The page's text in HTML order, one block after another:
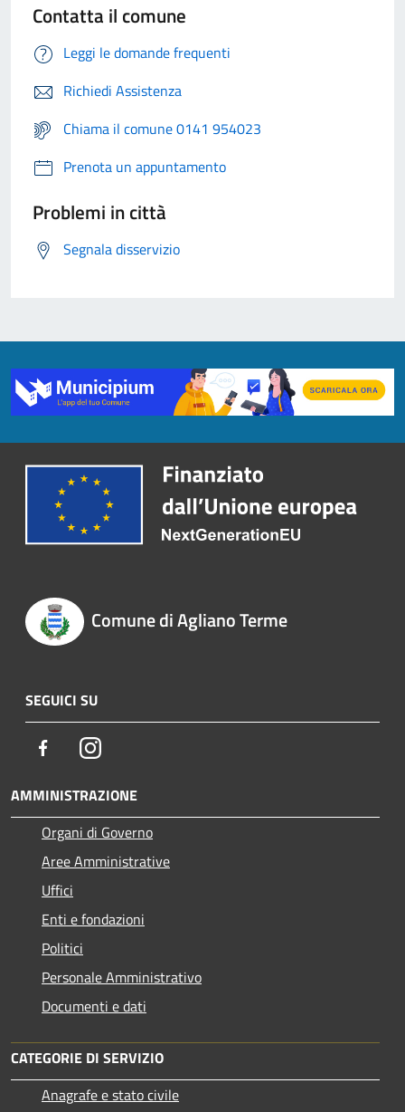
Contatta il comune
Leggi le domande frequenti
Richiedi Assistenza
Chiama il comune 0141 954023
Prenota un appuntamento
Problemi in città
Segnala disservizio
Comune di Agliano Terme
SEGUICI SU
FacebookInstagram
AMMINISTRAZIONE
Organi di Governo
Aree Amministrative
Uffici
Enti e fondazioni
Politici
Personale Amministrativo
Documenti e dati
CATEGORIE DI SERVIZIO
Anagrafe e stato civile